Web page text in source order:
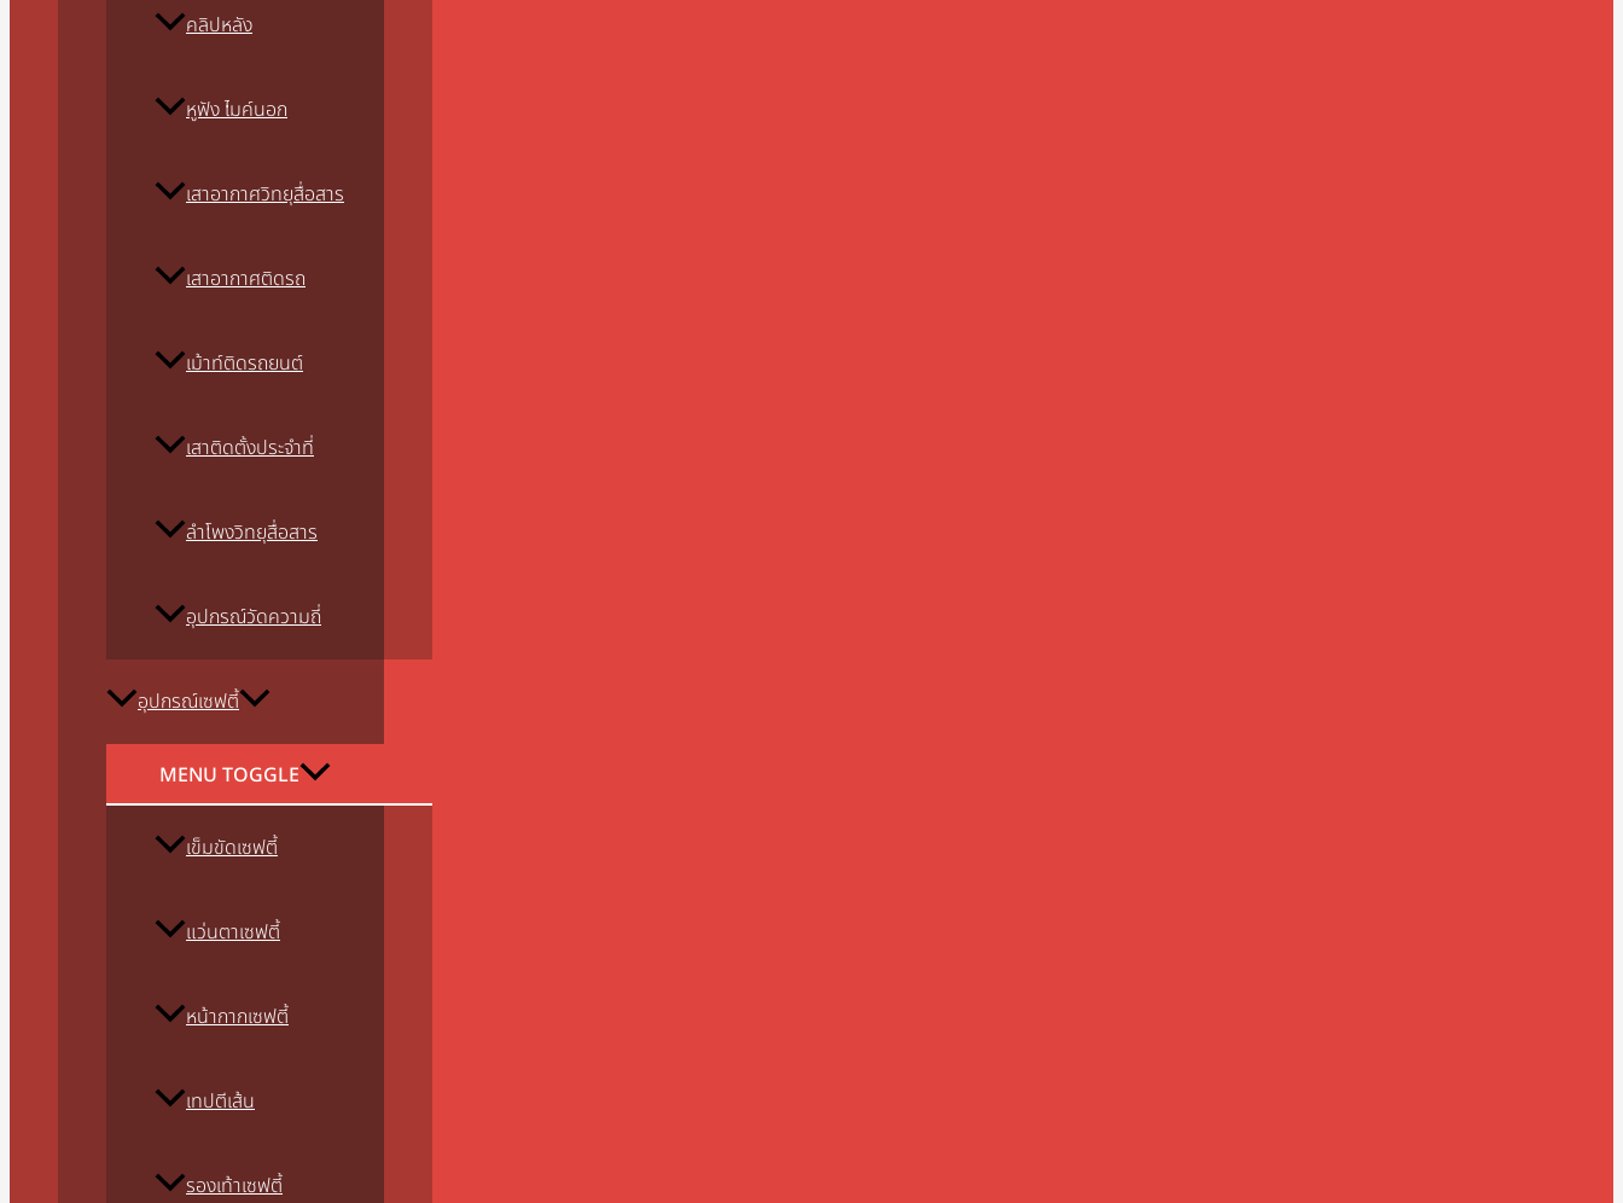
คลิปหลัง
หูฟัง ไมค์นอก
เสาอากาศวิทยุสื่อสาร
เสาอากาศติดรถ
เม้าท์ติดรถยนต์
เสาติดตั้งประจำที่
ลำโพงวิทยุสื่อสาร
อุปกรณ์วัดความถี่
อุปกรณ์เซฟตี้
MENU TOGGLE
เข็มขัดเซฟตี้
แว่นตาเซฟตี้
หน้ากากเซฟตี้
เทปตีเส้น
รองเท้าเซฟตี้